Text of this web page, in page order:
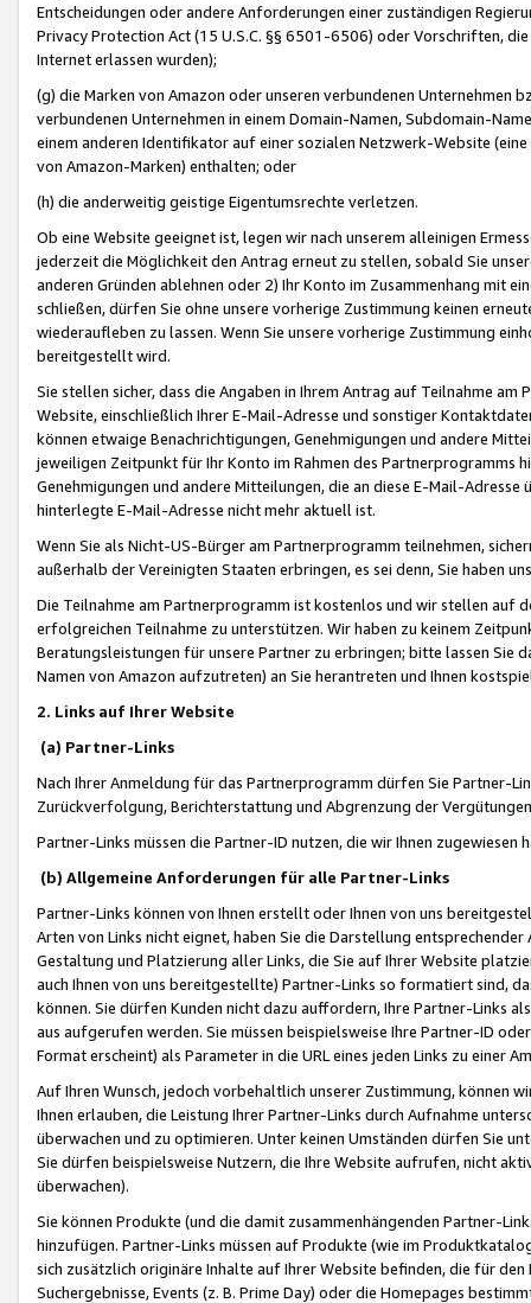
Entscheidungen oder andere Anforderungen einer zuständigen
Privacy Protection Act (15 U.S.C. §§ 6501-6506) oder Vorschriften,
Internet erlassen wurden);
(g) die Marken von Amazon oder unseren verbundenen Unternehmen
verbundenen Unternehmen in einem Domain-Namen, Subdomain-
einem anderen Identifikator auf einer sozialen Netzwerk-Website
von Amazon-Marken) enthalten; oder
(h) die anderweitig geistige Eigentumsrechte verletzen.
Ob eine Website geeignet ist, legen wir nach unserem alleinigen
jederzeit die Möglichkeit den Antrag erneut zu stellen, sobald Sie
anderen Gründen ablehnen oder 2) Ihr Konto im Zusammenhang mit
schließen, dürfen Sie ohne unsere vorherige Zustimmung keinen
wiederaufleben zu lassen. Wenn Sie unsere vorherige Zustimmung
bereitgestellt wird.
Sie stellen sicher, dass die Angaben in Ihrem Antrag auf Teilnahme
Website, einschließlich Ihrer E-Mail-Adresse und sonstiger
können etwaige Benachrichtigungen, Genehmigungen und andere
jeweiligen Zeitpunkt für Ihr Konto im Rahmen des Partnerprogramms
Genehmigungen und andere Mitteilungen, die an diese E-Mail-
hinterlegte E-Mail-Adresse nicht mehr aktuell ist.
Wenn Sie als Nicht-US-Bürger am Partnerprogramm teilnehmen,
außerhalb der Vereinigten Staaten erbringen, es sei denn, Sie haben
Die Teilnahme am Partnerprogramm ist kostenlos und wir stellen auf
erfolgreichen Teilnahme zu unterstützen. Wir haben zu keinem
Beratungsleistungen für unsere Partner zu erbringen; bitte lassen Sie
Namen von Amazon aufzutreten) an Sie herantreten und Ihnen
2. Links auf Ihrer Website
(a) Partner-Links
Nach Ihrer Anmeldung für das Partnerprogramm dürfen Sie Partner-
Zurückverfolgung, Berichterstattung und Abgrenzung der
Partner-Links müssen die Partner-ID nutzen, die wir Ihnen zugewiesen
(b) Allgemeine Anforderungen für alle Partner-Links
Partner-Links können von Ihnen erstellt oder Ihnen von uns
Arten von Links nicht eignet, haben Sie die Darstellung
Gestaltung und Platzierung aller Links, die Sie auf Ihrer Website
auch Ihnen von uns bereitgestellte) Partner-Links so formatiert sind,
können. Sie dürfen Kunden nicht dazu auffordern, Ihre Partner-Links
aus aufgerufen werden. Sie müssen beispielsweise Ihre Partner-ID
Format erscheint) als Parameter in die URL eines jeden Links zu einer
Auf Ihren Wunsch, jedoch vorbehaltlich unserer Zustimmung, können
Ihnen erlauben, die Leistung Ihrer Partner-Links durch Aufnahme
überwachen und zu optimieren. Unter keinen Umständen dürfen Sie
Sie dürfen beispielsweise Nutzern, die Ihre Website aufrufen, nicht
überwachen).
Sie können Produkte (und die damit zusammenhängenden Partner-
hinzufügen. Partner-Links müssen auf Produkte (wie im
sich zusätzlich originäre Inhalte auf Ihrer Website befinden, die für
Suchergebnisse, Events (z. B. Prime Day) oder die Homepages